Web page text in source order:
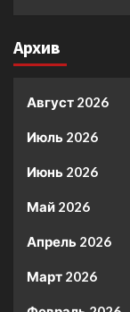
Архив
Август 2026
Июль 2026
Июнь 2026
Май 2026
Апрель 2026
Март 2026